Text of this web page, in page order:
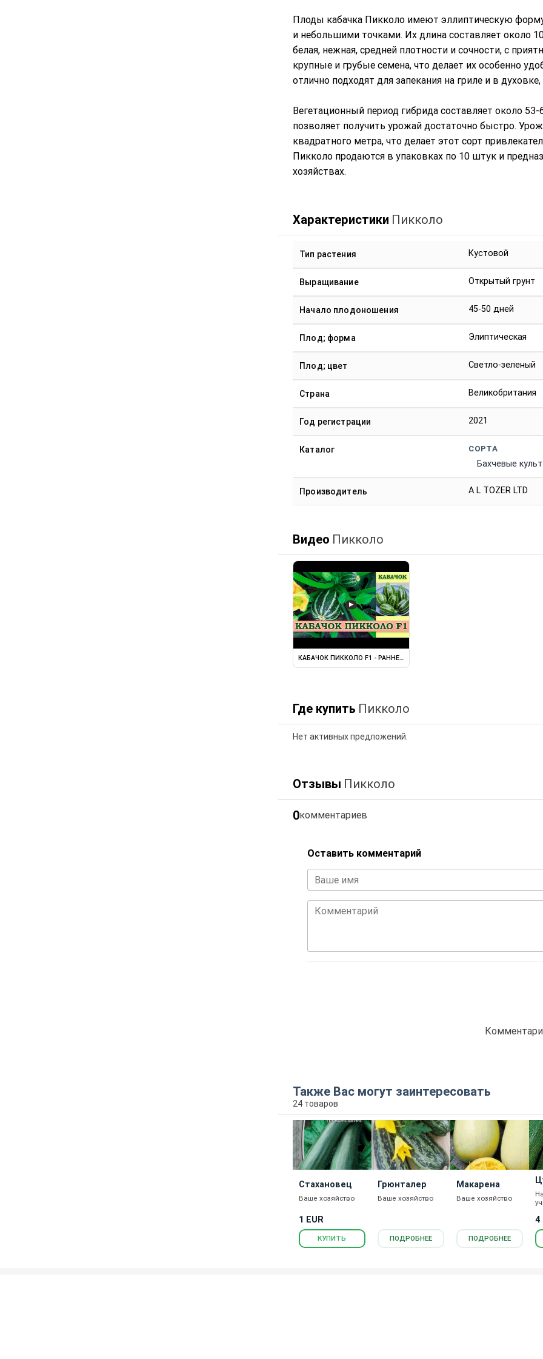
Плоды кабачка Пикколо имеют эллиптическую
и небольшими точками. Их длина составляет около
белая, нежная, средней плотности и сочности, с
крупные и грубые семена, что делает их особенно
отлично подходят для запекания на гриле и в
Вегетационный период гибрида составляет около
позволяет получить урожай достаточно быстро.
квадратного метра, что делает этот сорт
Пикколо продаются в упаковках по 10 штук и
хозяйствах.
Характеристики Пикколо
Тип растения Кустовой
Выращивание Открытый грунт
Начало плодоношения 45-50 дней
Плод; форма Элиптическая
Плод; цвет Светло-зеленый
Страна Великобритания
Год регистрации 2021
Каталог СОРТА
Бахчевые
Производитель A L TOZER LTD
Видео Пикколо
▶
КАБАЧОК ПИККОЛО F1 - РАННЕСПЕЛЫЙ ...
Где купить Пикколо
Нет активных предложений.
Отзывы Пикколо
0комментариев
Оставить комментарий
Ваше имя
Комментарий
Также Вас могут заинтересовать
24 товаров
Стахановец
Ваше хозяйство
1 EUR
КУПИТЬ
Грюнталер
Ваше хозяйство
ПОДРОБНЕЕ
Макарена
Ваше хозяйство
ПОДРОБНЕЕ
4